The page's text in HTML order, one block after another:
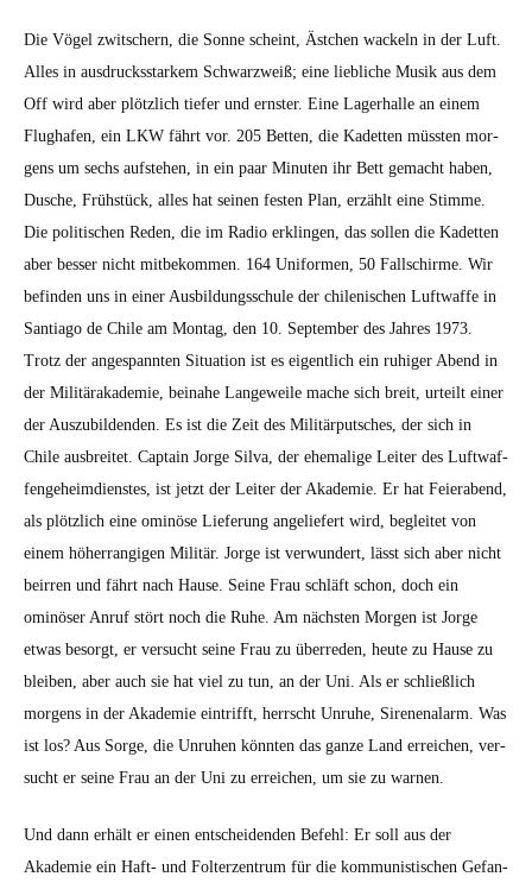
Die Vögel zwitsch­ern, die Sonne scheint, Ästchen wack­eln in der Luft.
Alles in aus­drucksstarkem Schwarzweiß; eine liebliche Musik aus dem
Off wird aber plöt­zlich tiefer und ern­ster. Eine Lager­halle an einem
Flughafen, ein LKW fährt vor. 205 Bet­ten, die Kadet­ten müssten mor­
gens um sechs auf­ste­hen, in ein paar Minuten ihr Bett gemacht haben,
Dusche, Früh­stück, alles hat seinen fes­ten Plan, erzählt eine Stimme.
Die poli­tis­chen Reden, die im Radio erklin­gen, das sollen die Kadet­ten
aber bess­er nicht mit­bekom­men. 164 Uni­for­men, 50 Fallschirme. Wir
befind­en uns in ein­er Aus­bil­dungss­chule der chilenis­chen Luft­waffe in
San­ti­a­go de Chile am Mon­tag, den 10. Sep­tem­ber des Jahres 1973.
Trotz der anges­pan­nten Sit­u­a­tion ist es eigentlich ein ruhiger Abend in
der Mil­itärakademie, beina­he Langeweile mache sich bre­it, urteilt ein­er
der Auszu­bilden­den. Es ist die Zeit des Mil­itär­putsches, der sich in
Chile aus­bre­it­et. Cap­tain Jorge Sil­va, der ehe­ma­lige Leit­er des Luft­waf­
fenge­heim­di­en­stes, ist jet­zt der Leit­er der Akademie. Er hat Feier­abend,
als plöt­zlich eine ominöse Liefer­ung angeliefert wird, begleit­et von
einem höher­rangi­gen Mil­itär. Jorge ist ver­wun­dert, lässt sich aber nicht
beir­ren und fährt nach Hause. Seine Frau schläft schon, doch ein
ominös­er Anruf stört noch die Ruhe. Am näch­sten Mor­gen ist Jorge
etwas besorgt, er ver­sucht seine Frau zu überre­den, heute zu Hause zu
bleiben, aber auch sie hat viel zu tun, an der Uni. Als er schließlich
mor­gens in der Akademie ein­trifft, herrscht Unruhe, Sire­ne­nalarm. Was
ist los? Aus Sorge, die Unruhen kön­nten das ganze Land erre­ichen, ver­
sucht er seine Frau an der Uni zu erre­ichen, um sie zu war­nen.
Und dann erhält er einen entschei­den­den Befehl: Er soll aus der
Akademie ein Haft- und Folterzen­trum für die kom­mu­nis­tis­chen Gefan­